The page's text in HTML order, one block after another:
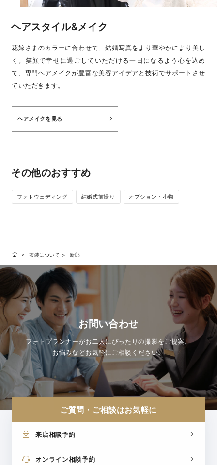
ヘアスタイル&メイク
花嫁さまのカラーに合わせて、結婚写真をより華やかにより美し
く。笑顔で幸せに過ごしていただける一日になるよう心を込め
て、専門ヘアメイクが豊富な美容アイデアと技術でサポートさせ
ていただきます。
ヘアメイクを見る
その他のおすすめ
フォトウェディング 結婚式前撮り オプション・小物
衣装について 新郎
お問い合わせ
フォトプランナーがお二人にぴったりの撮影をご提案。
お悩みなどお気軽にご相談ください。
ご質問・ご相談はお気軽に
来店相談予約
オンライン相談予約